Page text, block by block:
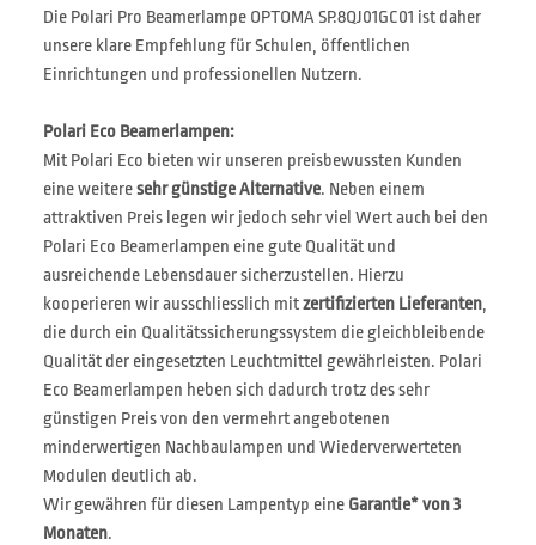
Die Polari Pro Beamerlampe OPTOMA SP.8QJ01GC01 ist daher
unsere klare Empfehlung für Schulen, öffentlichen
Einrichtungen und professionellen Nutzern.
Polari Eco Beamerlampen:
Mit Polari Eco bieten wir unseren preisbewussten Kunden
eine weiteresehr günstige Alternative. Neben einem
attraktiven Preis legen wir jedoch sehr viel Wert auch bei den
Polari Eco Beamerlampen eine gute Qualität und
ausreichende Lebensdauer sicherzustellen. Hierzu
kooperieren wir ausschliesslich mitzertifizierten Lieferanten,
die durch ein Qualitätssicherungssystem die gleichbleibende
Qualität der eingesetzten Leuchtmittel gewährleisten. Polari
Eco Beamerlampen heben sich dadurch trotz des sehr
günstigen Preis von den vermehrt angebotenen
minderwertigen Nachbaulampen und Wiederverwerteten
Modulen deutlich ab.
Wir gewähren für diesen Lampentyp eine Garantie* von 3
Monaten.